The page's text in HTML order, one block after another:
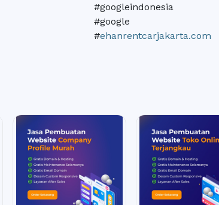
#googleindonesia
#google
#ehanrentcarjakarta.com